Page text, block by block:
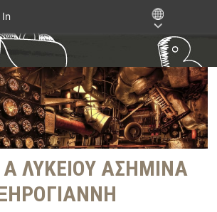
Α ΛΥΚΕΙΟΥ ΑΣΗΜΙΝΑ